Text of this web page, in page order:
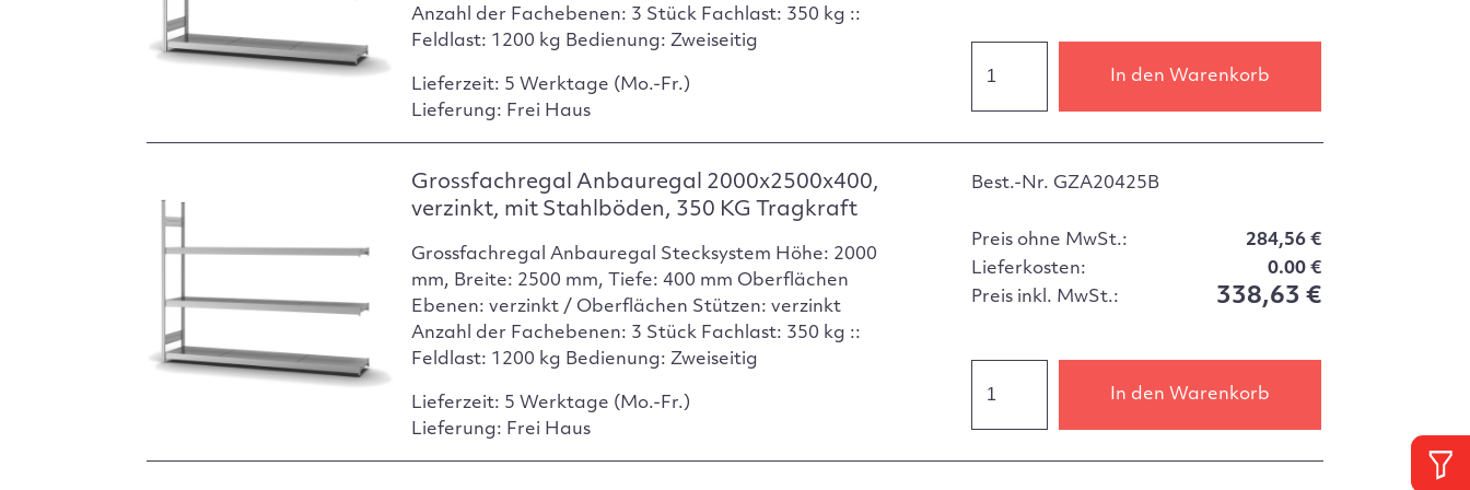
Anzahl der Fachebenen: 3 Stück Fachlast: 350 kg ::
Feldlast: 1200 kg Bedienung: Zweiseitig
Lieferzeit: 5 Werktage (Mo.-Fr.)
Lieferung: Frei Haus
In den Warenkorb
Grossfachregal Anbauregal 2000x2500x400,
verzinkt, mit Stahlböden, 350 KG Tragkraft
Grossfachregal Anbauregal Stecksystem Höhe: 2000
mm, Breite: 2500 mm, Tiefe: 400 mm Oberflächen
Ebenen: verzinkt / Oberflächen Stützen: verzinkt
Anzahl der Fachebenen: 3 Stück Fachlast: 350 kg ::
Feldlast: 1200 kg Bedienung: Zweiseitig
Lieferzeit: 5 Werktage (Mo.-Fr.)
Lieferung: Frei Haus
Best.-Nr. GZA20425B
Preis ohne MwSt.:
284,56 €
Lieferkosten:
0.00 €
Preis inkl. MwSt.:
338,63 €
In den Warenkorb